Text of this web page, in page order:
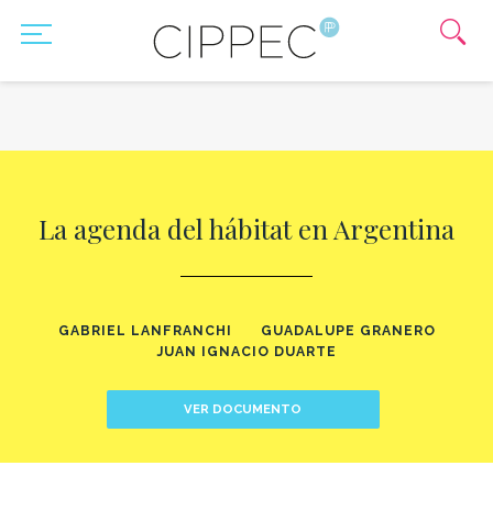
La agenda del hábitat en Argentina
GABRIEL LANFRANCHI
GUADALUPE GRANERO
JUAN IGNACIO DUARTE
VER DOCUMENTO